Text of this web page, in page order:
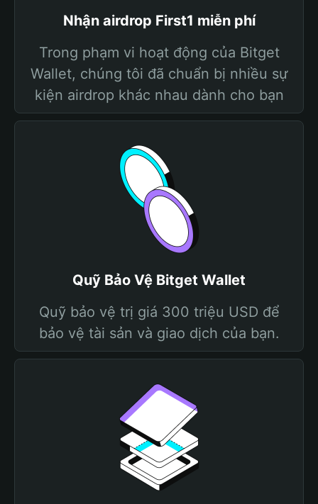
Nhận airdrop First1 miễn phí
Trong phạm vi hoạt động của Bitget
Wallet, chúng tôi đã chuẩn bị nhiều sự
kiện airdrop khác nhau dành cho bạn
Quỹ Bảo Vệ Bitget Wallet
Quỹ bảo vệ trị giá 300 triệu USD để
bảo vệ tài sản và giao dịch của bạn.